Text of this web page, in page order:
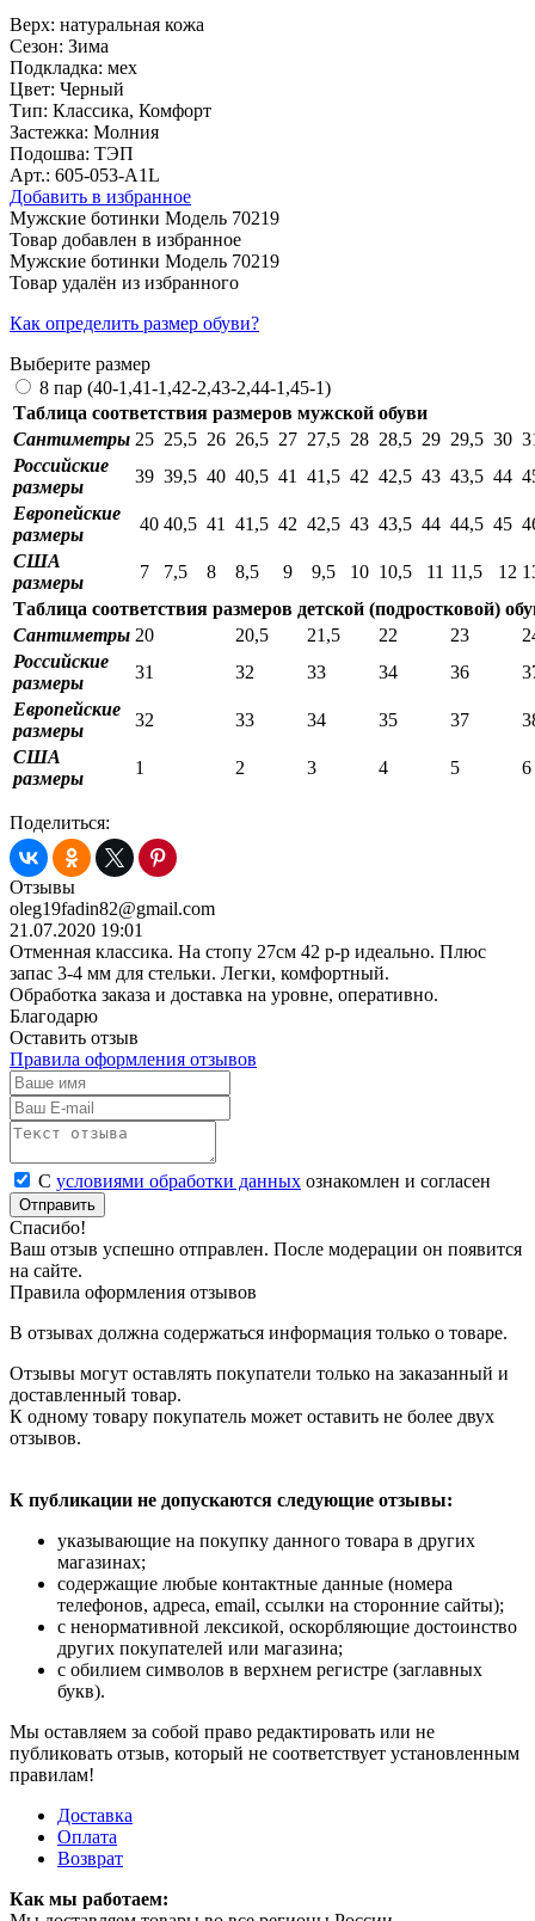
Верх: натуральная кожа
Сезон: Зима
Подкладка: мех
Цвет: Черный
Тип: Классика, Комфорт
Застежка: Молния
Подошва: ТЭП
Арт.: 605-053-A1L
Добавить в избранное
Мужские ботинки Модель 70219
Товар добавлен в избранное
Мужские ботинки Модель 70219
Товар удалён из избранного
Как определить размер обуви?
Выберите размер
8 пар (40-1,41-1,42-2,43-2,44-1,45-1)
Таблица соответствия размеров мужской обуви
Сантиметры 25 25,5 26 26,5 27 27,5 28 28,5 29 29,5 30
Российские
размеры
39 39,5 40 40,5 41 41,5 42 42,5 43 43,5 44
Европейские
размеры
40 40,5 41 41,5 42 42,5 43 43,5 44 44,5 45
США
размеры
7 7,5 8 8,5 9 9,5 10 10,5 11 11,5 12
Таблица соответствия размеров детской (подростковой)
Сантиметры 20 20,5 21,5 22 23
Российские
размеры
31 32 33 34 36
Европейские
размеры
32 33 34 35 37
США
размеры
1 2 3 4 5 6
Поделиться:
Отзывы
oleg19fadin82@gmail.com
21.07.2020 19:01
Отменная классика. На стопу 27см 42 р-р идеально. Плюс
запас 3-4 мм для стельки. Легки, комфортный.
Обработка заказа и доставка на уровне, оперативно.
Благодарю
Оставить отзыв
Правила оформления отзывов
С условиями обработки данных ознакомлен и согласен
Отправить
Спасибо!
Ваш отзыв успешно отправлен. После модерации он появится
на сайте.
Правила оформления отзывов
В отзывах должна содержаться информация только о товаре.
Отзывы могут оставлять покупатели только на заказанный и
доставленный товар.
К одному товару покупатель может оставить не более двух
отзывов.
К публикации не допускаются следующие отзывы:
указывающие на покупку данного товара в других
магазинах;
содержащие любые контактные данные (номера
телефонов, адреса, email, ссылки на сторонние сайты);
с ненормативной лексикой, оскорбляющие достоинство
других покупателей или магазина;
с обилием символов в верхнем регистре (заглавных
букв).
Мы оставляем за собой право редактировать или не
публиковать отзыв, который не соответствует установленным
правилам!
Доставка
Оплата
Возврат
Как мы работаем: